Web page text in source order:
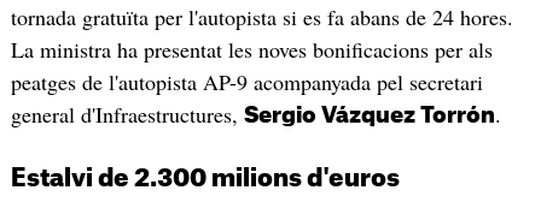
tornada gratuïta per l'autopista si es fa abans de 24 hores.
La ministra ha presentat les noves bonificacions per als
peatges de l'autopista AP-9 acompanyada pel secretari
general d'Infraestructures, Sergio Vázquez Torrón.
Estalvi de 2.300 milions d'euros